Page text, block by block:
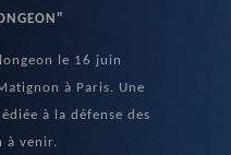
le 16 juin
à Paris. Une
à la défense des
à venir.